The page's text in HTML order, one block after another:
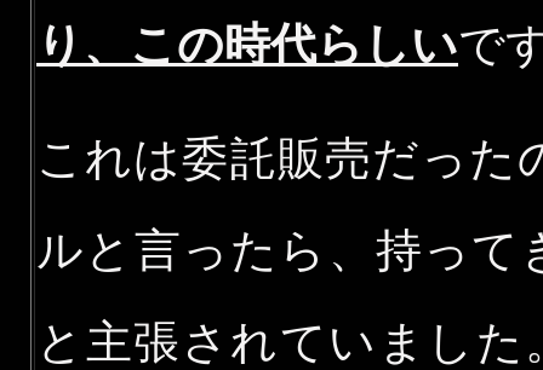
り、この時代らしいで
これは委託販売だった
ルと言ったら、持っ
と主張されていまし